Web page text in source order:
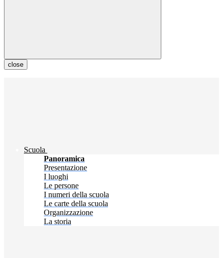
close
Scuola
Panoramica
Presentazione
I luoghi
Le persone
I numeri della scuola
Le carte della scuola
Organizzazione
La storia